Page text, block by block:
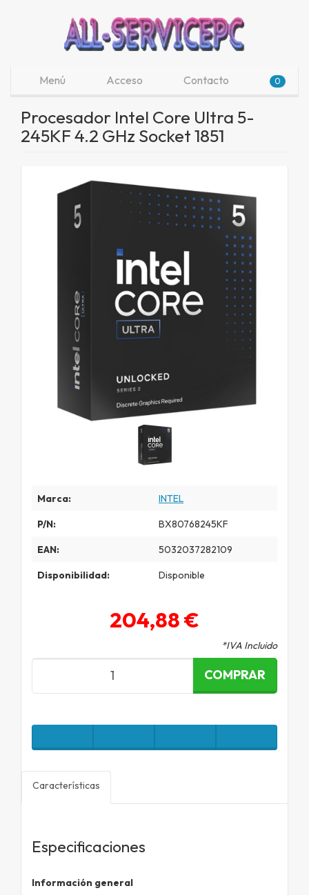
Menú Acceso Contacto 0
Procesador Intel Core Ultra 5-
245KF 4.2 GHz Socket 1851
Marca: INTEL
P/N: BX80768245KF
EAN: 5032037282109
Disponibilidad: Disponible
204,88 €
*IVA Incluido
COMPRAR
Características
Especificaciones
Información general